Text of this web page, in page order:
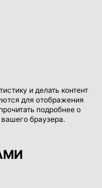
и делать контент
для отображения
подробнее о
браузера.